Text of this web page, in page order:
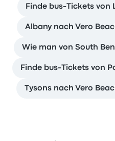
Finde bus-Tickets von
Albany nach Vero
Wie man von South
Finde bus-Tickets von
Tysons nach Vero